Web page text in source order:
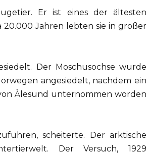
Er ist eines der ältesten
Jahren lebten sie in großer
Der Moschusochse wurde
angesiedelt, nachdem ein
Ålesund unternommen worden
scheiterte. Der arktische
Der Versuch, 1929